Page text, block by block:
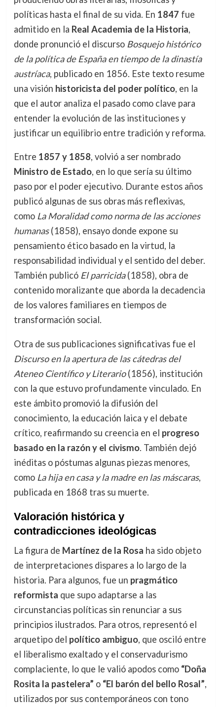
políticas hasta el final de su vida. En 1847 fue
admitido en la Real Academia de la Historia,
donde pronunció el discurso Bosquejo histórico
de la política de España en tiempo de la dinastía
austríaca, publicado en 1856. Este texto resume
una visión historicista del poder político, en la
que el autor analiza el pasado como clave para
entender la evolución de las instituciones y
justificar un equilibrio entre tradición y reforma.
Entre 1857 y 1858, volvió a ser nombrado
Ministro de Estado, en lo que sería su último
paso por el poder ejecutivo. Durante estos años
publicó algunas de sus obras más reflexivas,
como La Moralidad como norma de las acciones
humanas(1858), ensayo donde expone su
pensamiento ético basado en la virtud, la
responsabilidad individual y el sentido del deber.
También publicó El parricida(1858), obra de
contenido moralizante que aborda la decadencia
de los valores familiares en tiempos de
transformación social.
Otra de sus publicaciones significativas fue el
Discurso en la apertura de las cátedras del
Ateneo Científico y Literario(1856), institución
con la que estuvo profundamente vinculado. En
este ámbito promovió la difusión del
conocimiento, la educación laica y el debate
crítico, reafirmando su creencia en el progreso
basado en la razón y el civismo. También dejó
inéditas o póstumas algunas piezas menores,
como La hija en casa y la madre en las máscaras,
publicada en 1868 tras su muerte.
Valoración histórica y
contradicciones ideológicas
La figura de Martínez de la Rosa ha sido objeto
de interpretaciones dispares a lo largo de la
historia. Para algunos, fue un pragmático
reformista que supo adaptarse a las
circunstancias políticas sin renunciar a sus
principios ilustrados. Para otros, representó el
arquetipo del político ambiguo, que osciló entre
el liberalismo exaltado y el conservadurismo
complaciente, lo que le valió apodos como “Doña
Rosita la pastelera” o “El barón del bello Rosal”,
utilizados por sus contemporáneos con tono